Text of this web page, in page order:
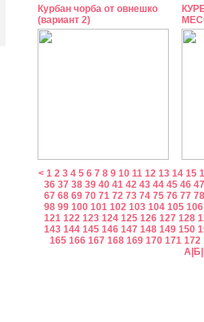
Курбан чорба от овнешко
(вариант 2)
< 1 2 3 4 5 6 7 8 9 10 11 12 13 14 15
36 37 38 39 40 41 42 43 44 45 46 47
67 68 69 70 71 72 73 74 75 76 77 78
98 99 100 101 102 103 104 105 106
121 122 123 124 125 126 127 128
143 144 145 146 147 148 149 150
165 166 167 168 169 170 171 172
А Б